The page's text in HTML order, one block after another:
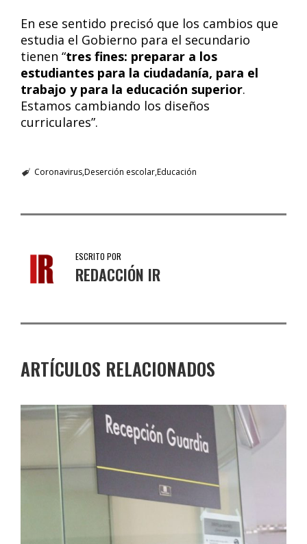
En ese sentido precisó que los cambios que
estudia el Gobierno para el secundario
tienen “tres fines: preparar a los
estudiantes para la ciudadanía, para el
trabajo y para la educación superior.
Estamos cambiando los diseños
curriculares”.
CoronavirusDeserción escolarEducación
ESCRITO POR
REDACCIÓN IR
ARTÍCULOS RELACIONADOS